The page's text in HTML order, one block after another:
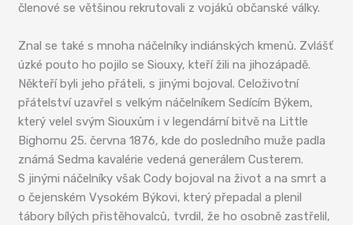
členové se většinou rekrutovali z vojáků občanské války.
Znal se také s mnoha náčelníky indiánských kmenů. Zvlášť
úzké pouto ho pojilo se Siouxy, kteří žili na jihozápadě.
Někteří byli jeho přáteli, s jinými bojoval. Celoživotní
přátelství uzavřel s velkým náčelníkem Sedícím Býkem,
který velel svým Siouxům i v legendární bitvě na Little
Bighornu 25. června 1876, kde do posledního muže padla
známá Sedma kavalérie vedená generálem Custerem.
S jinými náčelníky však Cody bojoval na život a na smrt a
o čejenském Vysokém Býkovi, který přepadal a plenil
tábory bílých přistěhovalců, tvrdil, že ho osobně zastřelil,